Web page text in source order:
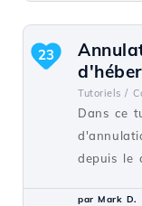
Tutoriels /
Dans ce
depuis le
23
par Mark D.